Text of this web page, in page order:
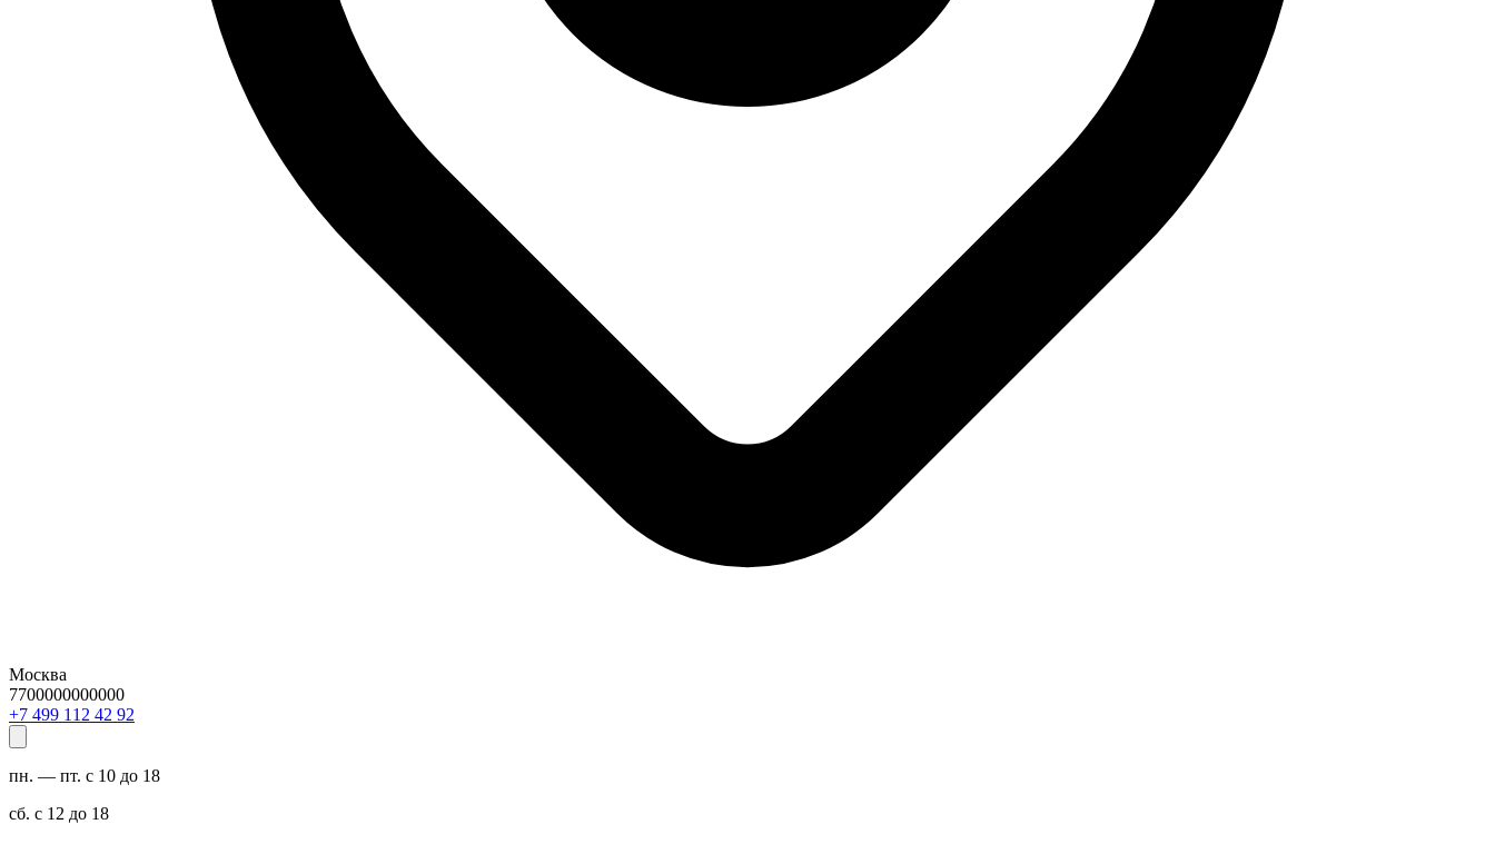
Москва
7700000000000
29 24 211 994 7+
пн. — пт. с 10 до 18
сб. с 12 до 18